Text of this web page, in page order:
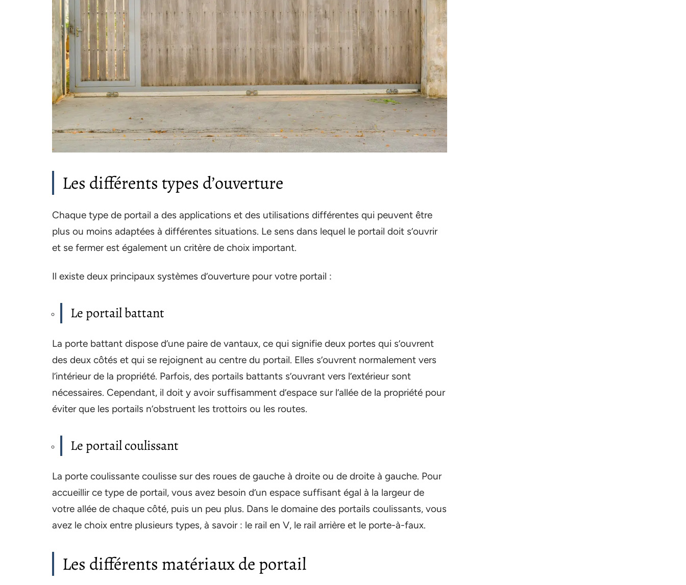
Les différents types d’ouverture
Chaque type de portail a des applications et des utilisations différentes qui peuvent être
plus ou moins adaptées à différentes situations. Le sens dans lequel le portail doit s’ouvrir
et se fermer est également un critère de choix important.
Il existe deux principaux systèmes d’ouverture pour votre portail :
Le portail battant
La porte battant dispose d’une paire de vantaux, ce qui signifie deux portes qui s’ouvrent
des deux côtés et qui se rejoignent au centre du portail. Elles s’ouvrent normalement vers
l’intérieur de la propriété. Parfois, des portails battants s’ouvrant vers l’extérieur sont
nécessaires. Cependant, il doit y avoir suffisamment d’espace sur l’allée de la propriété pour
éviter que les portails n’obstruent les trottoirs ou les routes.
Le portail coulissant
La porte coulissante coulisse sur des roues de gauche à droite ou de droite à gauche. Pour
accueillir ce type de portail, vous avez besoin d’un espace suffisant égal à la largeur de
votre allée de chaque côté, puis un peu plus. Dans le domaine des portails coulissants, vous
avez le choix entre plusieurs types, à savoir : le rail en V, le rail arrière et le porte-à-faux.
Les différents matériaux de portail